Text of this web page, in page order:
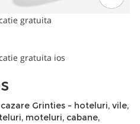
Grinties - hoteluri, vile,
moteluri, cabane,